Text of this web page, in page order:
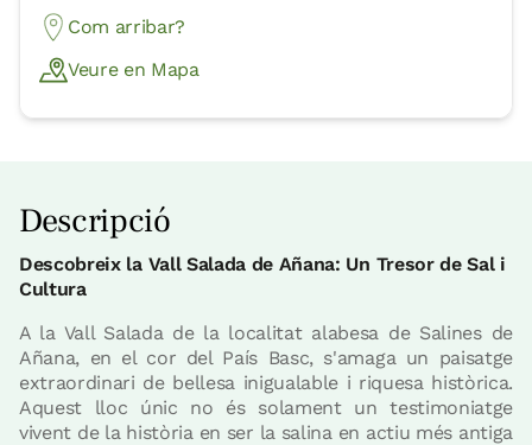
Com arribar?
Veure en Mapa
Descripció
Descobreix la Vall Salada de Añana: Un Tresor de Sal i
Cultura
A la Vall Salada de la localitat alabesa de Salines de
Añana, en el cor del País Basc, s'amaga un paisatge
extraordinari de bellesa inigualable i riquesa històrica.
Aquest lloc únic no és solament un testimoniatge
vivent de la història en ser la salina en actiu més antiga